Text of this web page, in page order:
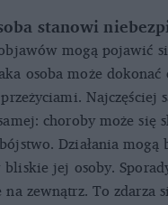
stanowi
mogą pojawić
osoba może dokonać
Najczęściej
choroby może się
Działania mogą
jej osoby.
na zewnątrz. To zdarza